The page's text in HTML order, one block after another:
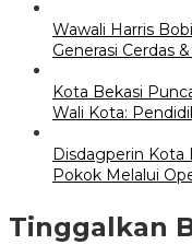
Wawali Harris
Generasi Cerdas
Kota Bekasi
Wali Kota:
Disdagperin Kota
Pokok Melalui
Tinggalkan